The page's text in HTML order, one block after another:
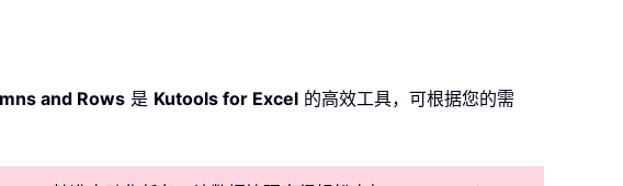
and Rows 是 Kutools for Excel 的高效工具，可根据您的需